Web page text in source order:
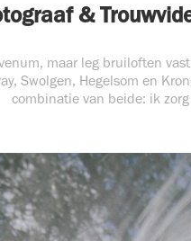
&
maar leg bruiloften
Swolgen, Hegelsom en
combinatie van beide: ik